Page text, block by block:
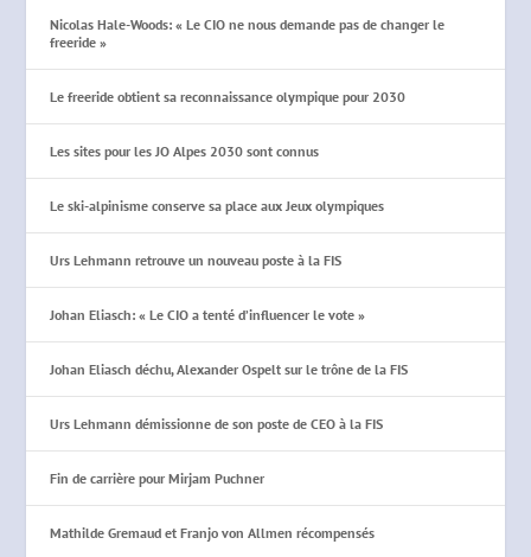
Nicolas Hale-Woods: « Le CIO ne nous demande pas de changer le
freeride »
Le freeride obtient sa reconnaissance olympique pour 2030
Les sites pour les JO Alpes 2030 sont connus
Le ski-alpinisme conserve sa place aux Jeux olympiques
Urs Lehmann retrouve un nouveau poste à la FIS
Johan Eliasch: « Le CIO a tenté d’influencer le vote »
Johan Eliasch déchu, Alexander Ospelt sur le trône de la FIS
Urs Lehmann démissionne de son poste de CEO à la FIS
Fin de carrière pour Mirjam Puchner
Mathilde Gremaud et Franjo von Allmen récompensés